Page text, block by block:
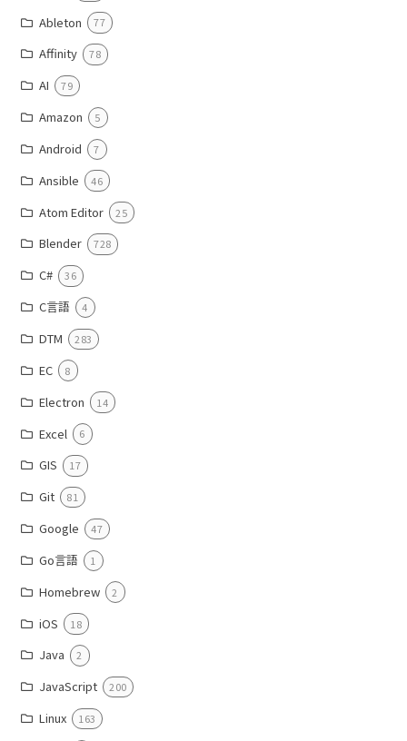
Ableton 77
Affinity 78
AI 79
Amazon 5
Android 7
Ansible 46
Atom Editor 25
Blender 728
C# 36
C言語 4
DTM 283
EC 8
Electron 14
Excel 6
GIS 17
Git 81
Google 47
Go言語 1
Homebrew 2
iOS 18
Java 2
JavaScript 200
Linux 163